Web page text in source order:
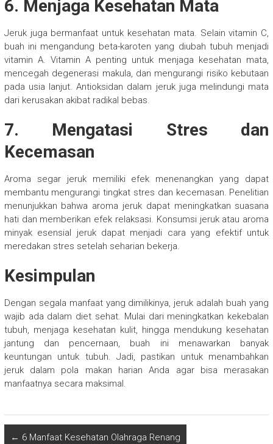
6. Menjaga Kesehatan Mata
Jeruk juga bermanfaat untuk kesehatan mata. Selain vitamin C,
buah ini mengandung beta-karoten yang diubah tubuh menjadi
vitamin A. Vitamin A penting untuk menjaga kesehatan mata,
mencegah degenerasi makula, dan mengurangi risiko kebutaan
pada usia lanjut. Antioksidan dalam jeruk juga melindungi mata
dari kerusakan akibat radikal bebas.
7. Mengatasi Stres dan
Kecemasan
Aroma segar jeruk memiliki efek menenangkan yang dapat
membantu mengurangi tingkat stres dan kecemasan. Penelitian
menunjukkan bahwa aroma jeruk dapat meningkatkan suasana
hati dan memberikan efek relaksasi. Konsumsi jeruk atau aroma
minyak esensial jeruk dapat menjadi cara yang efektif untuk
meredakan stres setelah seharian bekerja.
Kesimpulan
Dengan segala manfaat yang dimilikinya, jeruk adalah buah yang
wajib ada dalam diet sehat. Mulai dari meningkatkan kekebalan
tubuh, menjaga kesehatan kulit, hingga mendukung kesehatan
jantung dan pencernaan, buah ini menawarkan banyak
keuntungan untuk tubuh. Jadi, pastikan untuk menambahkan
jeruk dalam pola makan harian Anda agar bisa merasakan
manfaatnya secara maksimal.
← 6 Manfaat Kesehatan Olahraga Renang